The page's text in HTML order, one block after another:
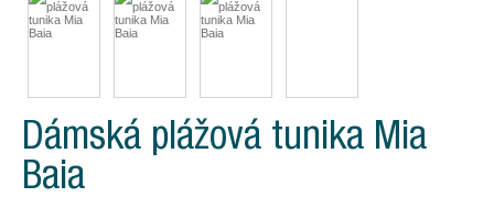
Dámská plážová tunika Mia
Baia